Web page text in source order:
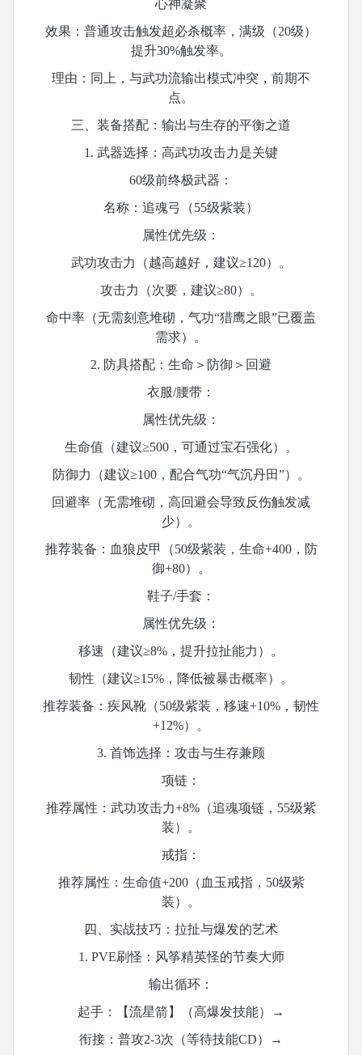
心神凝聚
效果：普通攻击触发超必杀概率，满级（20级）
提升30%触发率。
理由：同上，与武功流输出模式冲突，前期不
点。
三、装备搭配：输出与生存的平衡之道
1. 武器选择：高武功攻击力是关键
60级前终极武器：
名称：追魂弓（55级紫装）
属性优先级：
武功攻击力（越高越好，建议≥120）。
攻击力（次要，建议≥80）。
命中率（无需刻意堆砌，气功“猎鹰之眼”已覆盖
需求）。
2. 防具搭配：生命＞防御＞回避
衣服/腰带：
属性优先级：
生命值（建议≥500，可通过宝石强化）。
防御力（建议≥100，配合气功“气沉丹田”）。
回避率（无需堆砌，高回避会导致反伤触发减
少）。
推荐装备：血狼皮甲（50级紫装，生命+400，防
御+80）。
鞋子/手套：
属性优先级：
移速（建议≥8%，提升拉扯能力）。
韧性（建议≥15%，降低被暴击概率）。
推荐装备：疾风靴（50级紫装，移速+10%，韧性
+12%）。
3. 首饰选择：攻击与生存兼顾
项链：
推荐属性：武功攻击力+8%（追魂项链，55级紫
装）。
戒指：
推荐属性：生命值+200（血玉戒指，50级紫
装）。
四、实战技巧：拉扯与爆发的艺术
1. PVE刷怪：风筝精英怪的节奏大师
输出循环：
起手：【流星箭】（高爆发技能）
→
衔接：普攻2-3次（等待技能CD）→